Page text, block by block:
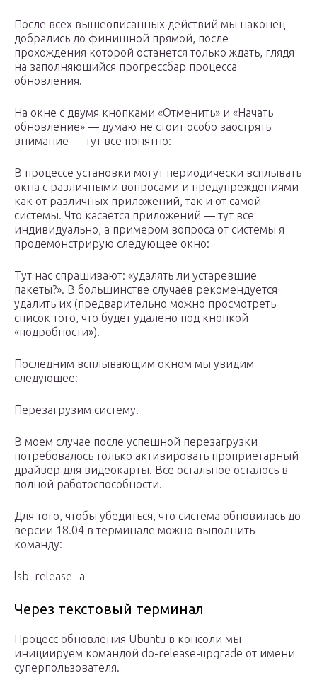
После всех вышеописанных действий мы наконец
добрались до финишной прямой, после
прохождения которой останется только ждать, глядя
на заполняющийся прогрессбар процесса
обновления.
На окне с двумя кнопками «Отменить» и «Начать
обновление» — думаю не стоит особо заострять
внимание — тут все понятно:
В процессе установки могут периодически всплывать
окна с различными вопросами и предупреждениями
как от различных приложений, так и от самой
системы. Что касается приложений — тут все
индивидуально, а примером вопроса от системы я
продемонстрирую следующее окно:
Тут нас спрашивают: «удалять ли устаревшие
пакеты?». В большинстве случаев рекомендуется
удалить их (предварительно можно просмотреть
список того, что будет удалено под кнопкой
«подробности»).
Последним всплывающим окном мы увидим
следующее:
Перезагрузим систему.
В моем случае после успешной перезагрузки
потребовалось только активировать проприетарный
драйвер для видеокарты. Все остальное осталось в
полной работоспособности.
Для того, чтобы убедиться, что система обновилась до
версии 18.04 в терминале можно выполнить
команду:
lsb_release -a
Через текстовый терминал
Процесс обновления Ubuntu в консоли мы
инициируем командой do-release-upgrade от имени
суперпользователя.